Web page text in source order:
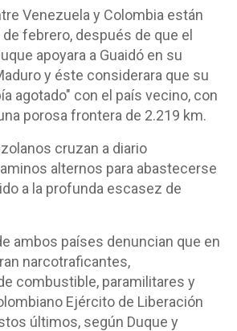
Venezuela y Colombia están
febrero, después de que el
apoyara a Guaidó en su
y éste considerara que su
agotado" con el país vecino, con
porosa frontera de 2.219 km.
cruzan a diario
alternos para abastecerse
a la profunda escasez de
ambos países denuncian que en
narcotraficantes,
combustible, paramilitares y
Ejército de Liberación
últimos, según Duque y